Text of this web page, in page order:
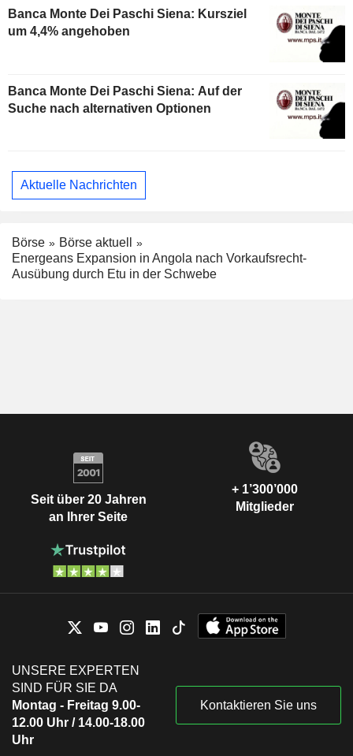
Banca Monte Dei Paschi Siena: Kursziel
um 4,4% angehoben
Banca Monte Dei Paschi Siena: Auf der
Suche nach alternativen Optionen
Aktuelle Nachrichten
Börse
Börse aktuell
Energeans Expansion in Angola nach Vorkaufsrecht-
Ausübung durch Etu in der Schwebe
Seit über 20 Jahren
an Ihrer Seite
+ 1’300’000
Mitglieder
UNSERE EXPERTEN
SIND FÜR SIE DA
Montag - Freitag 9.00-
12.00 Uhr / 14.00-18.00
Uhr
Kontaktieren Sie uns